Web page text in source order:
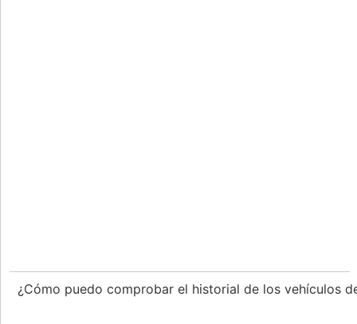
¿Cómo puedo comprobar el historial de los vehículos